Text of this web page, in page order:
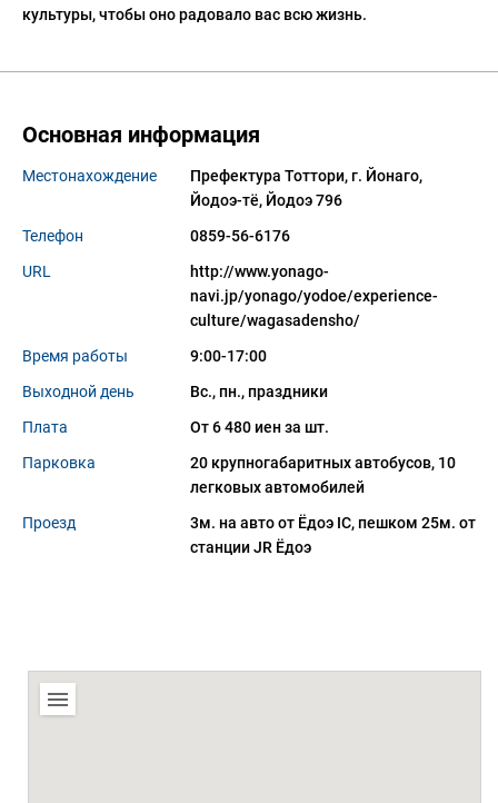
культуры, чтобы оно радовало вас всю жизнь.
Основная информация
Местонахождение
Префектура Тоттори, г. Йонаго,
Йодоэ-тё, Йодоэ 796
Телефон
0859-56-6176
URL
http://www.yonago-
navi.jp/yonago/yodoe/experience-
culture/wagasadensho/
Время работы
9:00-17:00
Выходной день
Вс., пн., праздники
Плата
От 6 480 иен за шт.
Парковка
20 крупногабаритных автобусов, 10
легковых автомобилей
Проезд
3м. на авто от Ёдоэ IC, пешком 25м. от
станции JR Ёдоэ